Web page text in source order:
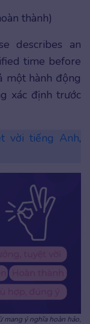
thành)
describes an
time before
một hành động
xác định trước
vời tiếng Anh,
ý nghĩa hoàn hảo,